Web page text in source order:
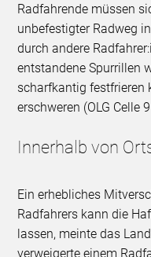
Radfahrende müssen
unbefestigter Radweg
durch andere
entstandene Spurrillen
scharfkantig festfrieren
erschweren (OLG Celle
Innerhalb von
Ein erhebliches
Radfahrers kann die
lassen, meinte das
verweigerte einem